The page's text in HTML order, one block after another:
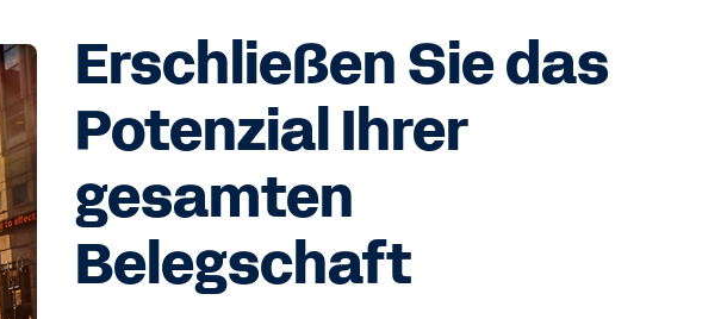
Erschließen Sie das
Potenzial Ihrer
gesamten
Belegschaft